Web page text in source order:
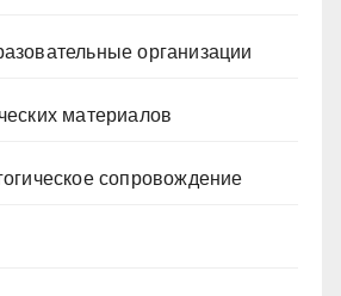
организации
материалов
сопровождение